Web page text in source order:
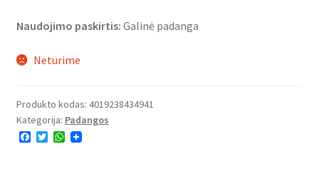
Naudojimo paskirtis: Galinė padanga
Neturime
Produkto kodas: 4019238434941
Kategorija: Padangos
F
T
W